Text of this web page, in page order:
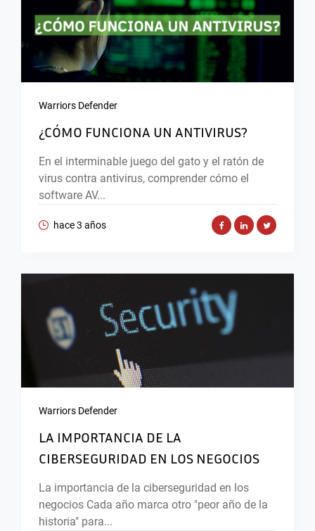
Warriors Defender
¿CÓMO FUNCIONA UN ANTIVIRUS?
En el interminable juego del gato y el ratón de
virus contra antivirus, comprender cómo el
software AV...
hace 3 años
Warriors Defender
LA IMPORTANCIA DE LA
CIBERSEGURIDAD EN LOS NEGOCIOS
La importancia de la ciberseguridad en los
negocios Cada año marca otro "peor año de la
historia" para...